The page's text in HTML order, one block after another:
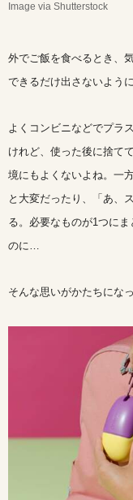
Image via Shutterstock
外でご飯を食べるとき、
できるだけ出さないよう
よくコンビニなどでプラ
けれど、使った後に捨て
境にもよくないよね。一
と大変だったり、「あ、
る。必要なものが1つに
のに…
そんな思いがかたちにな